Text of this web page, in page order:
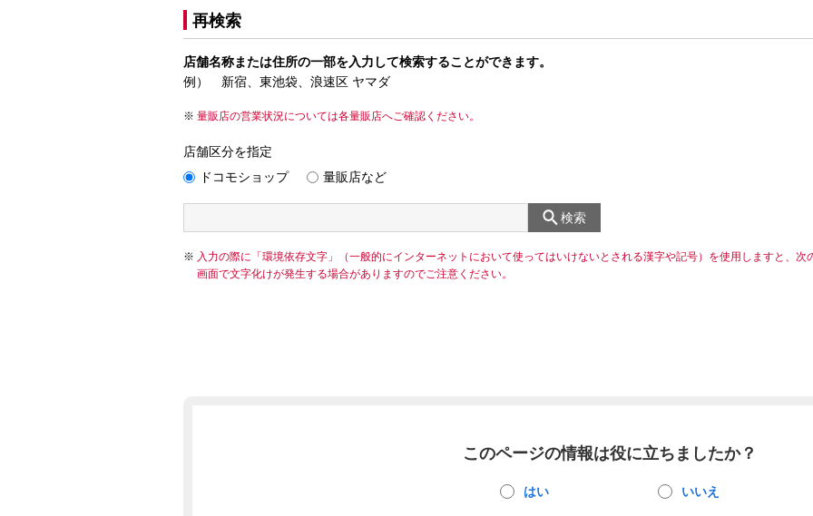
再検索
店舗名称または住所の一部を入力して検索することができます。
例） 新宿、東池袋、浪速区 ヤマダ
量販店の営業状況については各量販店へご確認ください。
店舗区分を指定
ドコモショップ
量販店など
検索
入力の際に「環境依存文字」（一般的にインターネットにおいて使ってはいけないとされる漢字や記号）を使用しますと、次
画面で文字化けが発生する場合がありますのでご注意ください。
このページの情報は役に立ちましたか？
はい いいえ